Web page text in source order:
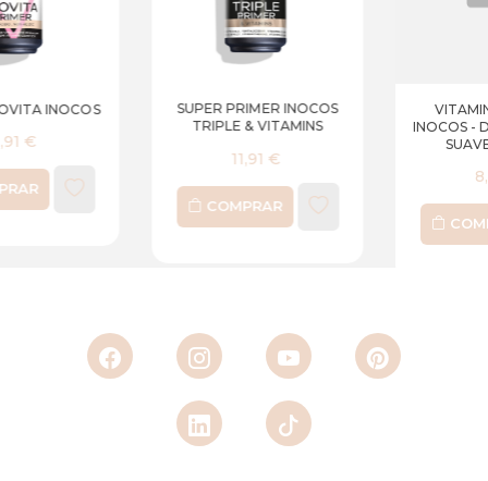
SUPER PRIMER INOCOS
TRIPLE & VITAMINS
VITAMIN DESIDRAT
INOCOS - DESIDRATANTE
SUAVE DE UNHA